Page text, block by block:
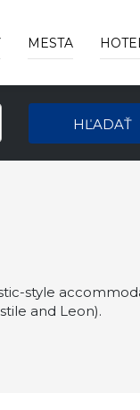
MESTA
HĽADAŤ
style
and Leon).